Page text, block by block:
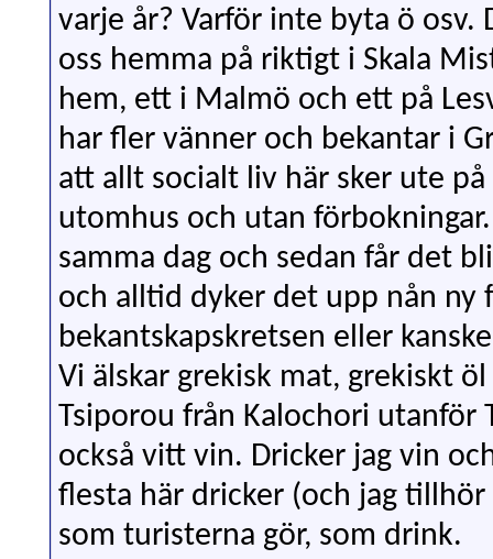
varje år? Varför inte byta ö osv.
oss hemma på riktigt i Skala
hem, ett i Malmö och ett på
har fler vänner och bekantar i
att allt socialt liv här sker ute
utomhus och utan
samma dag och sedan får det
och alltid dyker det upp nån ny
bekantskapskretsen eller
Vi älskar grekisk mat, grekiskt
Tsiporou från Kalochori utanför
också vitt vin. Dricker jag vin
flesta här dricker (och jag
som turisterna gör, som drink.